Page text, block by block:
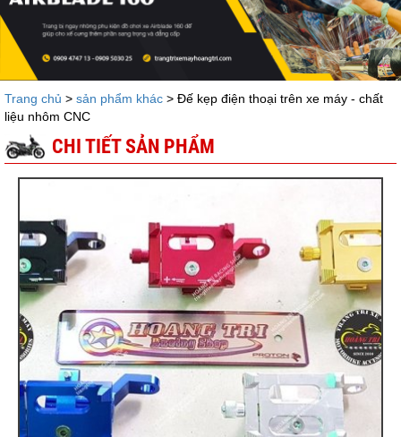
Trang chủ > sản phẩm khác > Đế kẹp điện thoại trên xe máy - chất
liệu nhôm CNC
CHI TIẾT SẢN PHẨM